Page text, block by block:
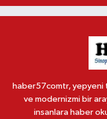
haber57comtr, yepyeni
ve modernizmi bir
insanlara haber